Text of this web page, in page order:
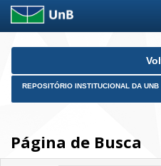
Skip
REPOSITÓRIO INSTITUCIONAL DA UNB
Página de Busca